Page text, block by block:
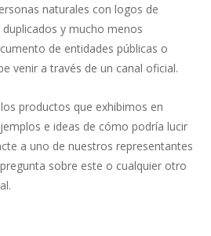
naturales con logos de
y mucho menos
de entidades públicas o
venir a través de un canal oficial.
productos que exhibimos en
e ideas de cómo podría lucir
a uno de nuestros representantes
sobre este o cualquier otro